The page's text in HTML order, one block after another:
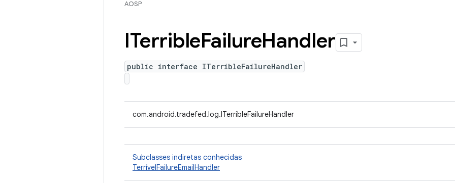
AOSP
ITerribleFailureHandler
public interface ITerribleFailureHandler
com.android.tradefed.log.ITerribleFailureHandler
Subclasses indiretas conhecidas
TerrívelFailureEmailHandler